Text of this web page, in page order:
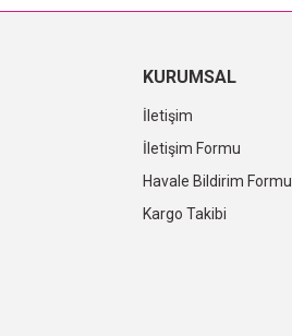
KURUMSAL
İletişim
İletişim Formu
Havale Bildirim Formu
Kargo Takibi